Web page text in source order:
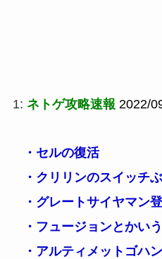
1: ネトゲ攻略速報 2022/
・セルの復活
・クリリンのスイッチ
・グレートサイヤマン
・フュージョンとかい
・アルティメットゴハ